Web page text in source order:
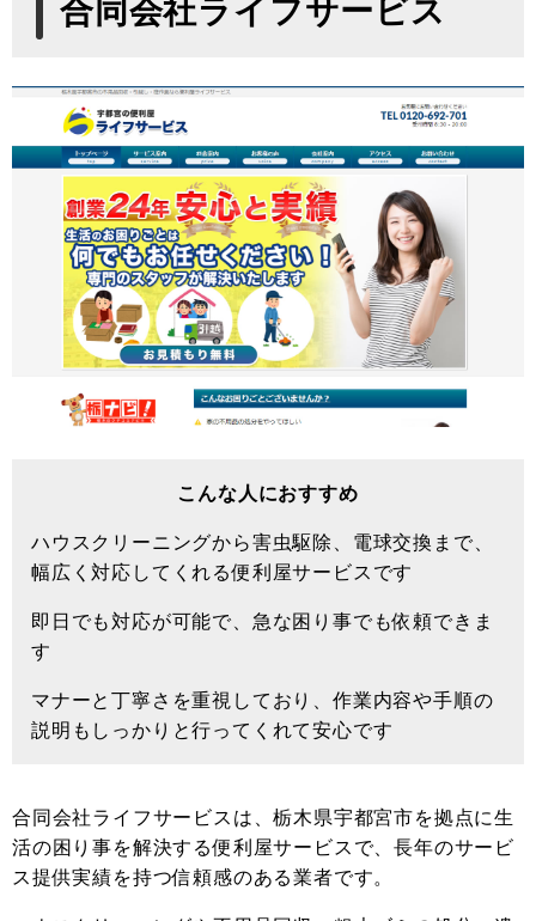
合同会社ライフサービス
こんな人におすすめ
ハウスクリーニングから害虫駆除、電球交換まで、
幅広く対応してくれる便利屋サービスです
即日でも対応が可能で、急な困り事でも依頼できま
す
マナーと丁寧さを重視しており、作業内容や手順の
説明もしっかりと行ってくれて安心です
合同会社ライフサービスは、栃木県宇都宮市を拠点に生
活の困り事を解決する便利屋サービスで、長年のサービ
ス提供実績を持つ信頼感のある業者です。